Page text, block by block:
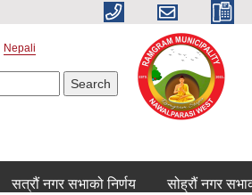
Nepali
सत्रौं नगर सभाको निर्णय सोह्रौं नगर सभाको